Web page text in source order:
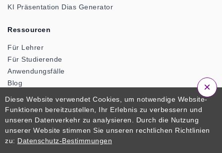
KI Präsentation Dias Generator
Ressourcen
Für Lehrer
Für Studierende
Anwendungsfälle
Blog
Werkzeuge für die Klassenzimmer
Suchen
Unternehmen
Datenschutz-Bestimmungen
Diese Website verwendet Cookies, um notwendige Website-
Funktionen bereitzustellen, Ihr Erlebnis zu verbessern und
unseren Datenverkehr zu analysieren. Durch die Nutzung
unserer Website stimmen Sie unseren rechtlichen Richtlinien
zu: Datenschutz-Bestimmungen
×